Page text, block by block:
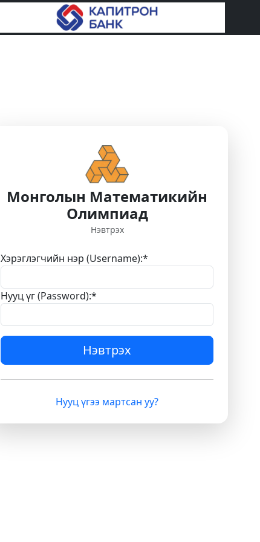
Монголын Математикийн
Олимпиад
Нэвтрэх
Хэрэглэгчийн нэр (Username):*
Нууц үг (Password):*
Нэвтрэх
Нууц үгээ мартсан уу?